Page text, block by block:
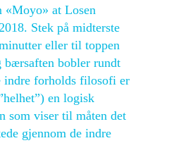
«Moyo» at Losen
Stek på midterste
eller til toppen
bærsaften bobler rundt
indre forholds filosofi er
en logisk
som viser til måten det
gjennom de indre